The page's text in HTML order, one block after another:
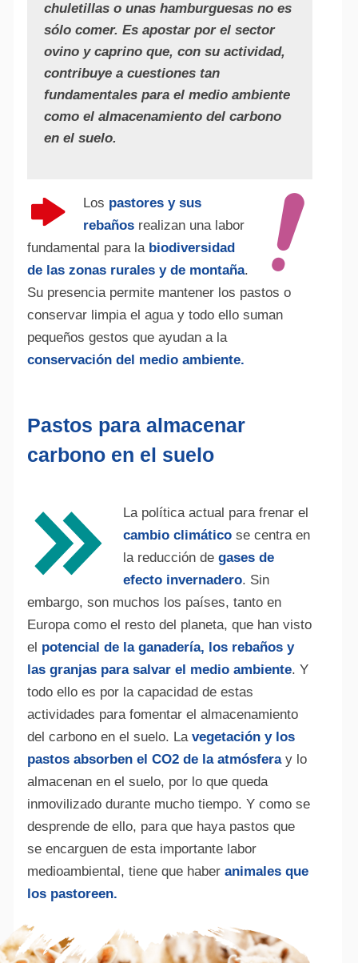
chuletillas o unas hamburguesas no es
sólo comer. Es apostar por el sector
ovino y caprino que, con su actividad,
contribuye a cuestiones tan
fundamentales para el medio ambiente
como el almacenamiento del carbono
en el suelo.
Los pastores y sus
rebañosrealizan una labor
fundamental para la biodiversidad
de las zonas rurales y de montaña.
Su presencia permite mantener los pastos o
conservar limpia el agua y todo ello suman
pequeños gestos que ayudan a la
conservación del medio ambiente.
Pastos para almacenar
carbono en el suelo
La política actual para frenar el
cambio climáticose centra en
la reducción de gases de
efecto invernadero. Sin
embargo, son muchos los países, tanto en
Europa como el resto del planeta, que han visto
el potencial de la ganadería, los rebaños y
las granjas para salvar el medio ambiente. Y
todo ello es por la capacidad de estas
actividades para fomentar el almacenamiento
del carbono en el suelo. La vegetación y los
pastos absorben el CO2 de la atmósferay lo
almacenan en el suelo, por lo que queda
inmovilizado durante mucho tiempo. Y como se
desprende de ello, para que haya pastos que
se encarguen de esta importante labor
medioambiental, tiene que haber animales que
los pastoreen.